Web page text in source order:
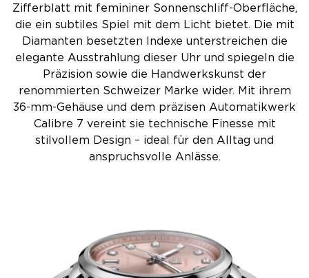
Zifferblatt mit femininer Sonnenschliff-Oberfläche,
die ein subtiles Spiel mit dem Licht bietet. Die mit
Diamanten besetzten Indexe unterstreichen die
elegante Ausstrahlung dieser Uhr und spiegeln die
Präzision sowie die Handwerkskunst der
renommierten Schweizer Marke wider. Mit ihrem
36-mm-Gehäuse und dem präzisen Automatikwerk
Calibre 7 vereint sie technische Finesse mit
stilvollem Design – ideal für den Alltag und
anspruchsvolle Anlässe.